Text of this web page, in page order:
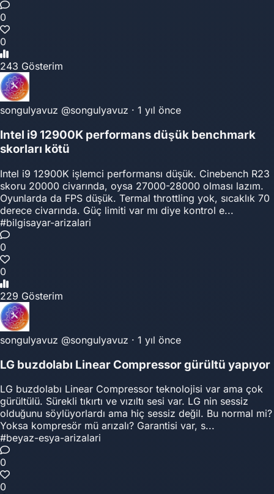
0
0
243 Gösterim
songulyavuz @songulyavuz · 1 yıl önce
Intel i9 12900K performans düşük benchmark
skorları kötü
Intel i9 12900K işlemci performansı düşük. Cinebench R23
skoru 20000 civarında, oysa 27000-28000 olması lazım.
Oyunlarda da FPS düşük. Termal throttling yok, sıcaklık 70
derece civarında. Güç limiti var mı diye kontrol e...
#bilgisayar-arizalari
0
0
229 Gösterim
songulyavuz @songulyavuz · 1 yıl önce
LG buzdolabı Linear Compressor gürültü yapıyor
LG buzdolabı Linear Compressor teknolojisi var ama çok
gürültülü. Sürekli tıkırtı ve vızıltı sesi var. LG nin sessiz
olduğunu söylüyorlardı ama hiç sessiz değil. Bu normal mi?
Yoksa kompresör mü arızalı? Garantisi var, s...
#beyaz-esya-arizalari
0
0